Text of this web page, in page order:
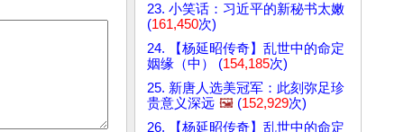
23. 小笑话：习近平的新秘书太嫩
(161,450次)
24. 【杨延昭传奇】乱世中的命定
姻缘（中） (154,185次)
25. 新唐人选美冠军：此刻弥足珍
贵意义深远 🖼️ (152,929次)
26. 【杨延昭传奇】乱世中的命定